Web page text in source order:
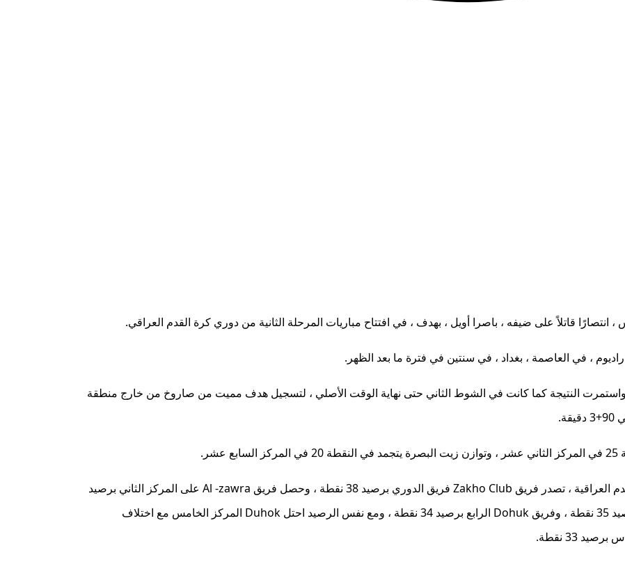
، في العاصمة ، بغداد ، في سنتين في فترة ما بعد الظهر.
النتيجة كما كانت في الشوط الثاني حتى نهاية الوقت الأصلي ، لتسجيل هدف مميت من صاروخ من خارج منطقة
في نهاية المرحلة الأولى من مسابقات دوري كرة القدم العراقية ، تصدر فريق Zakho Club فريق الدوري برصيد 38 نقطة ، وحصل فريق Al -zawra على المركز الثاني برصيد
36 نقطة ، ثم يحتل فريق الشرطة المركز الثالث برصيد 35 نقطة ، وفريق Dohuk الرابع برصيد 34 نقطة ، ومع نفس الرصيد احتل Duhok المركز الخامس مع اختلاف
33 نقطة.